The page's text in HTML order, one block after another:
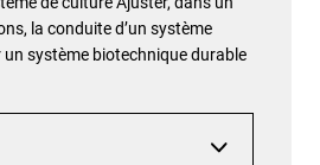
la conduite d’un système
un système biotechnique durable